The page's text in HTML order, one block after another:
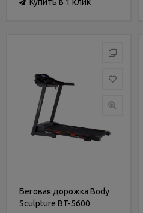
Беговая дорожка Body
Sculpture BT-5600